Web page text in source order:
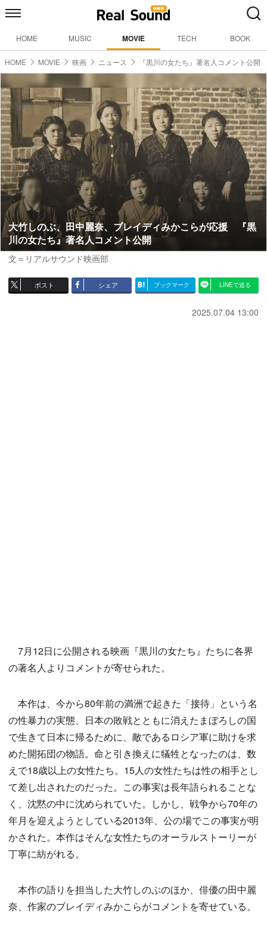
HOME MUSIC MOVIE TECH BOOK
HOME MOVIE 映画 ニュース 『黒川の女たち』著名人コメント公開
大竹しのぶ、田中麗奈、ブレイディみかこらが応援 『黒
川の女たち』著名人コメント公開
文＝リアルサウンド映画部
ポスト シェア ブックマーク LINEで送る
2025.07.04 13:00
7月12日に公開される映画『黒川の女たち』たちに各界
の著名人よりコメントが寄せられた。
本作は、今から80年前の満洲で起きた「接待」という名
の性暴力の実態、日本の敗戦とともに消えたまぼろしの国
で生きて日本に帰るために、敵であるロシア軍に助けを求
めた開拓団の物語。命と引き換えに犠牲となったのは、数
えで18歳以上の女性たち。15人の女性たちは性の相手とし
て差し出されたのだった。この事実は長年語られることな
く、沈黙の中に沈められていた。しかし、戦争から70年の
年月を迎えようとしている2013年、公の場でこの事実が明
かされた。本作はそんな女性たちのオーラルストーリーが
丁寧に紡がれる。
本作の語りを担当した大竹しのぶのほか、俳優の田中麗
奈、作家のブレイディみかこらがコメントを寄せている。